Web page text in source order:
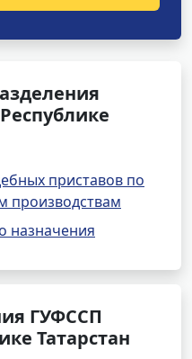
приставов по
производствам
назначения
ГУФССП
Татарстан